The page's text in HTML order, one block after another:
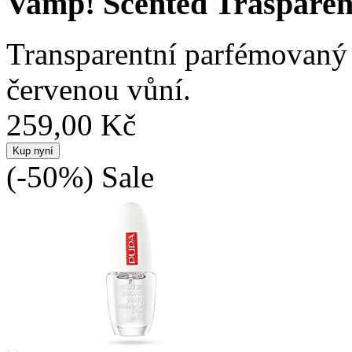
Transparentní
červenou vůní.
259,00 Kč
Kup nyní
(-50%) Sale